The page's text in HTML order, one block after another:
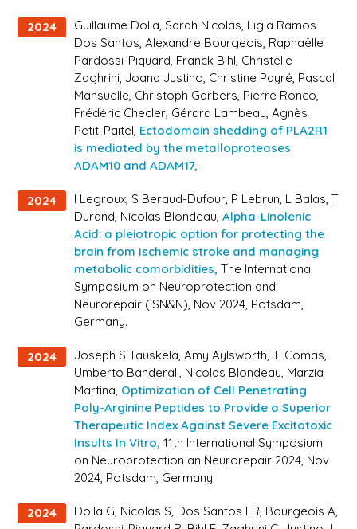
2024
Guillaume Dolla, Sarah Nicolas, Ligia Ramos
Dos Santos, Alexandre Bourgeois, Raphaëlle
Pardossi-Piquard, Franck Bihl, Christelle
Zaghrini, Joana Justino, Christine Payré, Pascal
Mansuelle, Christoph Garbers, Pierre Ronco,
Frédéric Checler, Gérard Lambeau, Agnès
Petit-Paitel, Ectodomain shedding of PLA2R1
is mediated by the metalloproteases
ADAM10 and ADAM17, .
2024
I Legroux, S Beraud-Dufour, P Lebrun, L Balas, T
Durand, Nicolas Blondeau,Alpha-Linolenic
Acid: a pleiotropic option for protecting the
brain from Ischemic stroke and managing
metabolic comorbidities, The International
Symposium on Neuroprotection and
Neurorepair (ISN&N) , Nov 2024, Potsdam,
Germany.
2024
Joseph S Tauskela, Amy Aylsworth, T. Comas,
Umberto Banderali, Nicolas Blondeau, Marzia
Martina, Optimization of Cell Penetrating
Poly-Arginine Peptides to Provide a Superior
Therapeutic Index Against Severe Excitotoxic
Insults In Vitro, 11th International Symposium
on Neuroprotection an Neurorepair 2024 , Nov
2024, Potsdam, Germany.
2024
Dolla G, Nicolas S, Dos Santos LR, Bourgeois A,